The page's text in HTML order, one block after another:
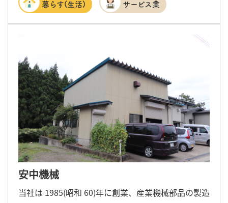
暮らす(生活) サービス業
安中機械
当社は 1985(昭和 60)年に創業、産業機械部品の製造